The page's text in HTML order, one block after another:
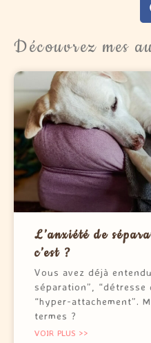
Découvrez mes
L’anxiété de
c’est ?
Vous avez déjà
séparation”, “détresse
“hyper-attachement”.
termes ?
VOIR PLUS >>